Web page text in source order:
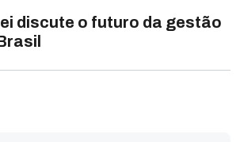
discute o futuro da gestão